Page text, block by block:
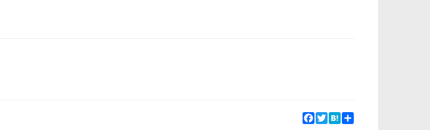
Facebook
Twitter
Hatena